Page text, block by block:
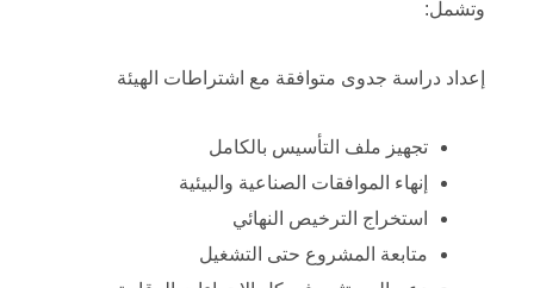
وتشمل:
إعداد دراسة جدوى متوافقة مع اشتراطات الهيئة
تجهيز ملف التأسيس بالكامل
إنهاء الموافقات الصناعية والبيئية
استخراج الترخيص النهائي
متابعة المشروع حتى التشغيل